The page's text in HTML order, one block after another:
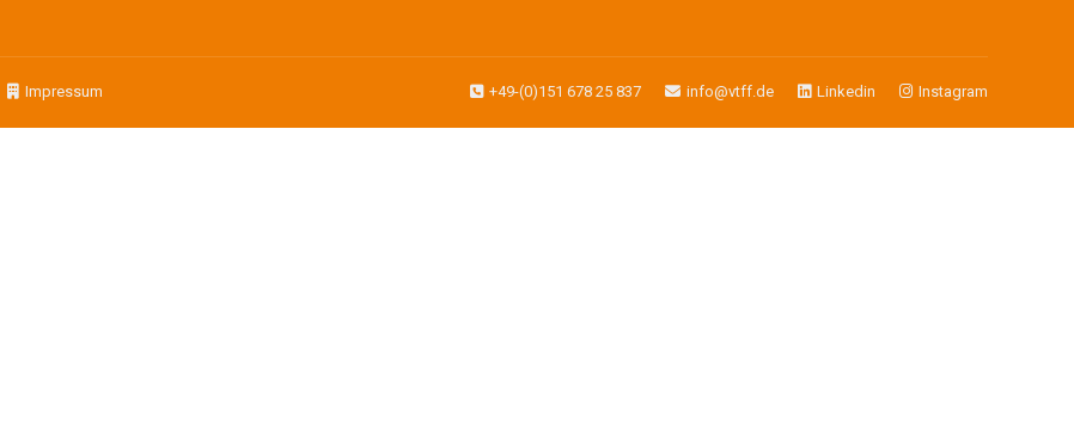
Impressum +49-(0)151 678 25 837 info@vtff.de Linkedin Instagram